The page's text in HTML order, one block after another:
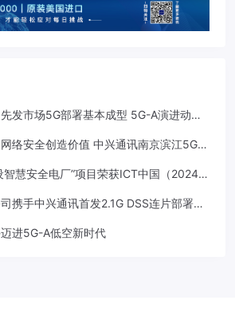
发市场5G部署基本成型 5G-A演进动能
络安全创造价值 中兴通讯南京滨江5G工
智慧安全电厂”项目荣获ICT中国（2024）
携手中兴通讯首发2.1G DSS连片部署助
进5G-A低空新时代